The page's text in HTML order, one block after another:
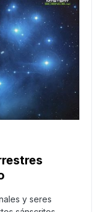
y seres